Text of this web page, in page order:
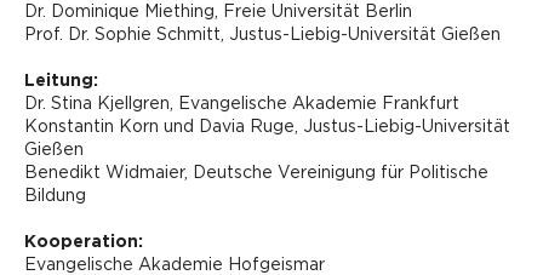
Dr. Dominique Miething, Freie Universität Berlin
Prof. Dr. Sophie Schmitt, Justus-Liebig-Universität Gießen
Leitung:
Dr. Stina Kjellgren, Evangelische Akademie Frankfurt
Konstantin Korn und Davia Ruge, Justus-Liebig-Universität
Gießen
Benedikt Widmaier, Deutsche Vereinigung für Politische
Bildung
Kooperation:
Evangelische Akademie Hofgeismar